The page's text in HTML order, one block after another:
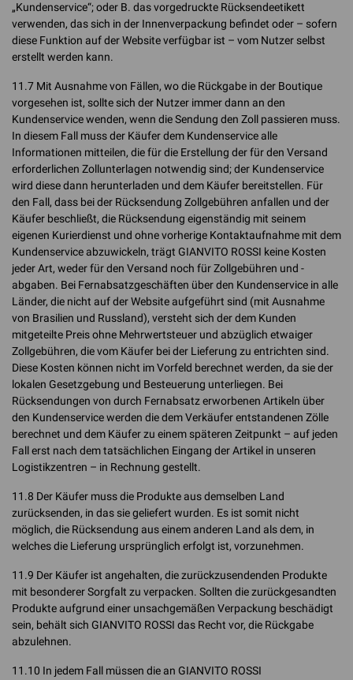
„Kundenservice“; oder B. das vorgedruckte Rücksendeetikett
verwenden, das sich in der Innenverpackung befindet oder – sofern
diese Funktion auf der Website verfügbar ist – vom Nutzer selbst
erstellt werden kann.
11.7 Mit Ausnahme von Fällen, wo die Rückgabe in der Boutique
vorgesehen ist, sollte sich der Nutzer immer dann an den
Kundenservice wenden, wenn die Sendung den Zoll passieren muss.
In diesem Fall muss der Käufer dem Kundenservice alle
Informationen mitteilen, die für die Erstellung der für den Versand
erforderlichen Zollunterlagen notwendig sind; der Kundenservice
wird diese dann herunterladen und dem Käufer bereitstellen. Für
den Fall, dass bei der Rücksendung Zollgebühren anfallen und der
Käufer beschließt, die Rücksendung eigenständig mit seinem
eigenen Kurierdienst und ohne vorherige Kontaktaufnahme mit dem
Kundenservice abzuwickeln, trägt GIANVITO ROSSI keine Kosten
jeder Art, weder für den Versand noch für Zollgebühren und -
abgaben. Bei Fernabsatzgeschäften über den Kundenservice in alle
Länder, die nicht auf der Website aufgeführt sind (mit Ausnahme
von Brasilien und Russland), versteht sich der dem Kunden
mitgeteilte Preis ohne Mehrwertsteuer und abzüglich etwaiger
Zollgebühren, die vom Käufer bei der Lieferung zu entrichten sind.
Diese Kosten können nicht im Vorfeld berechnet werden, da sie der
lokalen Gesetzgebung und Besteuerung unterliegen. Bei
Rücksendungen von durch Fernabsatz erworbenen Artikeln über
den Kundenservice werden die dem Verkäufer entstandenen Zölle
berechnet und dem Käufer zu einem späteren Zeitpunkt – auf jeden
Fall erst nach dem tatsächlichen Eingang der Artikel in unseren
Logistikzentren – in Rechnung gestellt.
11.8 Der Käufer muss die Produkte aus demselben Land
zurücksenden, in das sie geliefert wurden. Es ist somit nicht
möglich, die Rücksendung aus einem anderen Land als dem, in
welches die Lieferung ursprünglich erfolgt ist, vorzunehmen.
11.9 Der Käufer ist angehalten, die zurückzusendenden Produkte
mit besonderer Sorgfalt zu verpacken. Sollten die zurückgesandten
Produkte aufgrund einer unsachgemäßen Verpackung beschädigt
sein, behält sich GIANVITO ROSSI das Recht vor, die Rückgabe
abzulehnen.
11.10 In jedem Fall müssen die an GIANVITO ROSSI